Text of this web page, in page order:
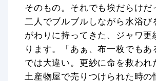
そのもの。それでも埃だらけだ
二人でブルブルしながら水浴び
がわりに持ってきた、ジャワ更
ります。「あぁ、布一枚でもあ
では大違い。更紗に命を救われ
土産物屋で売りつけられた時の